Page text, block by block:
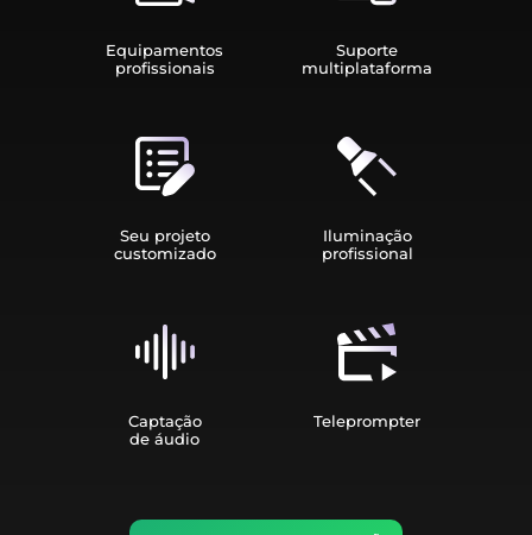
Equipamen­tos
profissionais
Suporte
multiplata­forma
Seu projeto
customizado
Iluminação
profissional
Captação
de áudio
Teleprompter